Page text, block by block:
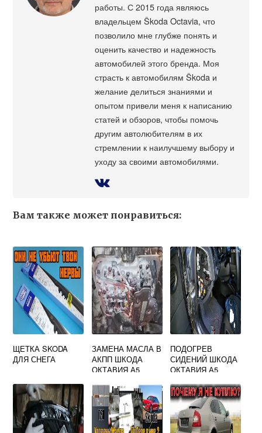
работы. С 2015 года являюсь
владельцем Škoda Octavia, что
позволило мне глубже понять и
оценить качество и надежность
автомобилей этого бренда. Моя
страсть к автомобилям Škoda и
желание делиться знаниями и
опытом привели меня к написанию
статей и обзоров, чтобы помочь
другим автолюбителям в их
стремлении к наилучшему выбору и
уходу за своими автомобилями.
Вам также может понравиться:
ЩЕТКА SKODA
ДЛЯ СНЕГА
ЗАМЕНА МАСЛА В
АКПП ШКОДА
ОКТАВИЯ А5
ПОДОГРЕВ
СИДЕНИЙ ШКОДА
ОКТАВИЯ А5